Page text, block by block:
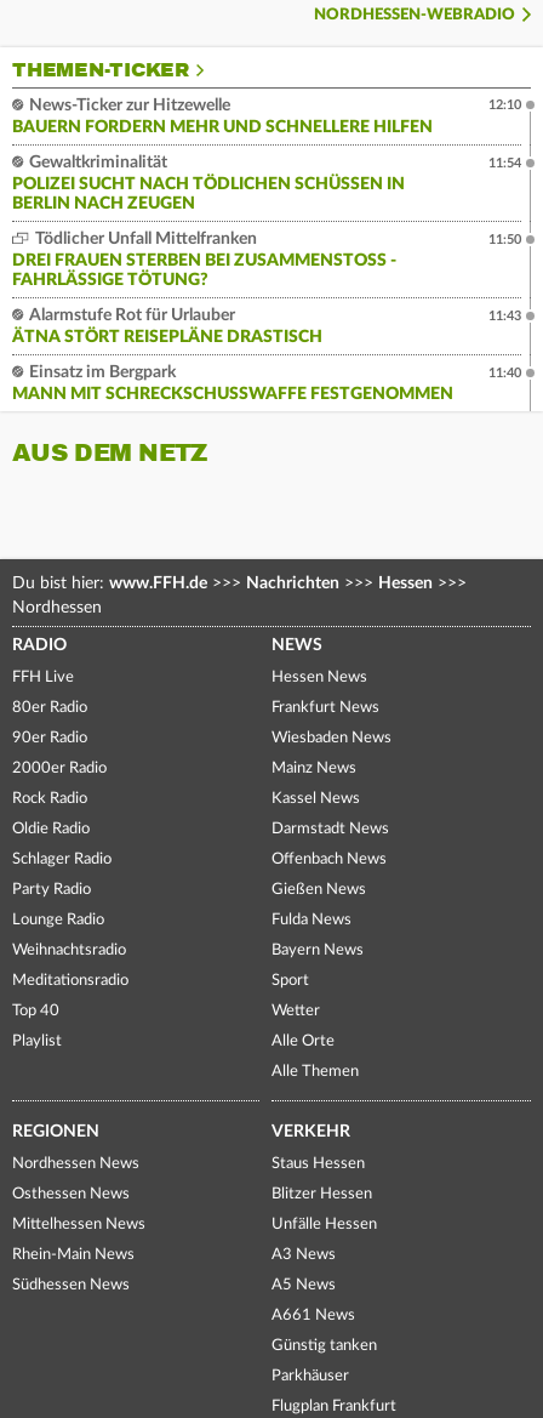
NORDHESSEN-WEBRADIO
THEMEN-TICKER
News-Ticker zur Hitzewelle
BAUERN FORDERN MEHR UND SCHNELLERE HILFEN
12:10
Gewaltkriminalität
POLIZEI SUCHT NACH TÖDLICHEN SCHÜSSEN IN
BERLIN NACH ZEUGEN
11:54
Tödlicher Unfall Mittelfranken
DREI FRAUEN STERBEN BEI ZUSAMMENSTOSS - F
AHRLÄSSIGE TÖTUNG?
11:50
Alarmstufe Rot für Urlauber
ÄTNA STÖRT REISEPLÄNE DRASTISCH
11:43
Einsatz im Bergpark
MANN MIT SCHRECKSCHUSSWAFFE FESTGENOMMEN
11:40
AUS DEM NETZ
Du bist hier: www.FFH.de >>> Nachrichten >>> Hessen >>>
Nordhessen
RADIO
FFH Live
80er Radio
90er Radio
2000er Radio
Rock Radio
Oldie Radio
Schlager Radio
Party Radio
Lounge Radio
Weihnachtsradio
Meditationsradio
Top 40
Playlist
NEWS
Hessen News
Frankfurt News
Wiesbaden News
Mainz News
Kassel News
Darmstadt News
Offenbach News
Gießen News
Fulda News
Bayern News
Sport
Wetter
Alle Orte
Alle Themen
REGIONEN
Nordhessen News
Osthessen News
Mittelhessen News
Rhein-Main News
Südhessen News
VERKEHR
Staus Hessen
Blitzer Hessen
Unfälle Hessen
A3 News
A5 News
A661 News
Günstig tanken
Parkhäuser
Flugplan Frankfurt